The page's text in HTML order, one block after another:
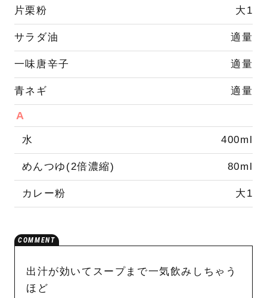
片栗粉 大1
サラダ油 適量
一味唐辛子 適量
青ネギ 適量
A
水 400ml
めんつゆ(2倍濃縮) 80ml
カレー粉 大1
出汁が効いてスープまで一気飲みしちゃう
ほど